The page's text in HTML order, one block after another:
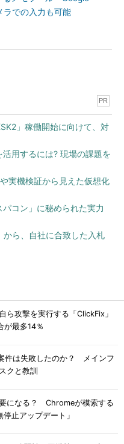
での入力も可能
PR
」稼働開始に向けて、対
用するには? 現場の課題を
実機検証から見えた仮想化
コン」に秘められた実力
ら、自社に合致した入札
ら攻撃を実行する「ClickFix」
最多14％
件は失敗したのか？ メインフ
クと教訓
になる？ Chromeが模索する
停止アップデート」